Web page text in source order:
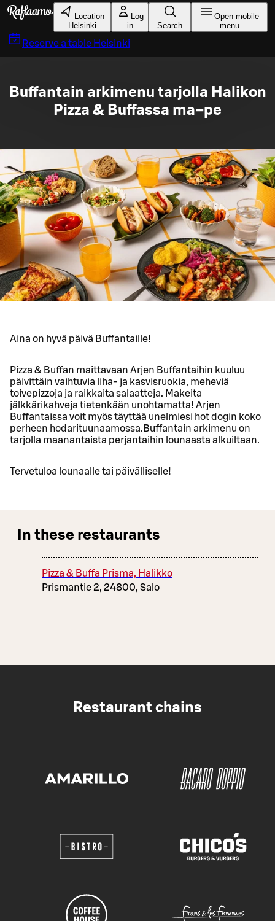
Skip to main content
Location
Helsinki
Log
in
Search
Open mobile
menu
Reserve a table Helsinki
Buffantain arkimenu tarjolla Halikon
Pizza & Buffassa ma–pe
Aina on hyvä päivä Buffantaille!
Pizza & Buffan maittavaan Arjen Buffantaihin kuuluu
päivittäin vaihtuvia liha- ja kasvisruokia, meheviä
toivepizzoja ja raikkaita salaatteja. Makeita
jälkkärikahveja tietenkään unohtamatta! Arjen
Buffantaissa voit myös täyttää unelmiesi hot dogin koko
perheen hodarituunaamossa.Buffantain arkimenu on
tarjolla maanantaista perjantaihin lounaasta alkuiltaan.
Tervetuloa lounaalle tai päivälliselle!
In these restaurants
Pizza & Buffa Prisma, Halikko
Prismantie 2, 24800, Salo
Restaurant chains